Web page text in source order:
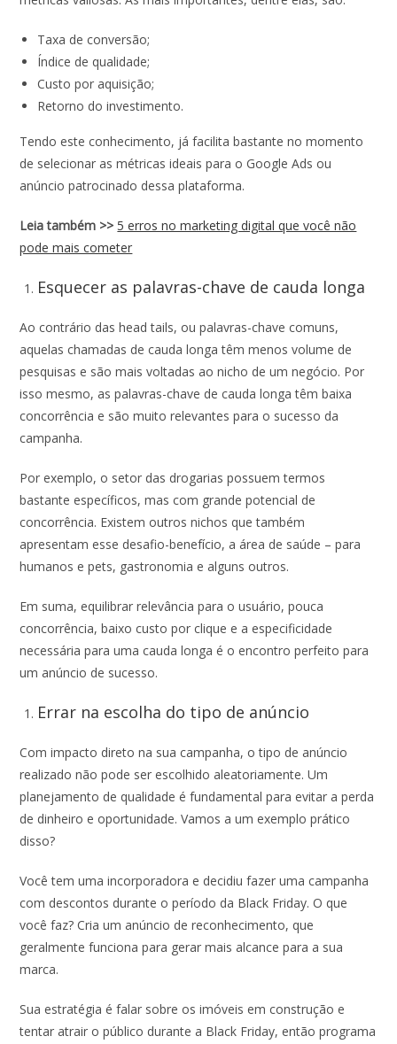
Taxa de conversão;
Índice de qualidade;
Custo por aquisição;
Retorno do investimento.
Tendo este conhecimento, já facilita bastante no momento
de selecionar as métricas ideais para o Google Ads ou
anúncio patrocinado dessa plataforma.
Leia também >> 5 erros no marketing digital que você não
pode mais cometer
Esquecer as palavras-chave de cauda longa
Ao contrário das head tails, ou palavras-chave comuns,
aquelas chamadas de cauda longa têm menos volume de
pesquisas e são mais voltadas ao nicho de um negócio. Por
isso mesmo, as palavras-chave de cauda longa têm baixa
concorrência e são muito relevantes para o sucesso da
campanha.
Por exemplo, o setor das drogarias possuem termos
bastante específicos, mas com grande potencial de
concorrência. Existem outros nichos que também
apresentam esse desafio-benefício, a área de saúde – para
humanos e pets, gastronomia e alguns outros.
Em suma, equilibrar relevância para o usuário, pouca
concorrência, baixo custo por clique e a especificidade
necessária para uma cauda longa é o encontro perfeito para
um anúncio de sucesso.
Errar na escolha do tipo de anúncio
Com impacto direto na sua campanha, o tipo de anúncio
realizado não pode ser escolhido aleatoriamente. Um
planejamento de qualidade é fundamental para evitar a perda
de dinheiro e oportunidade. Vamos a um exemplo prático
disso?
Você tem uma incorporadora e decidiu fazer uma campanha
com descontos durante o período da Black Friday. O que
você faz? Cria um anúncio de reconhecimento, que
geralmente funciona para gerar mais alcance para a sua
marca.
Sua estratégia é falar sobre os imóveis em construção e
tentar atrair o público durante a Black Friday, então programa